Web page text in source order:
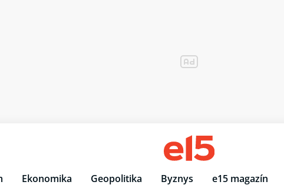
Ekonomika Geopolitika Byznys e15 magazín